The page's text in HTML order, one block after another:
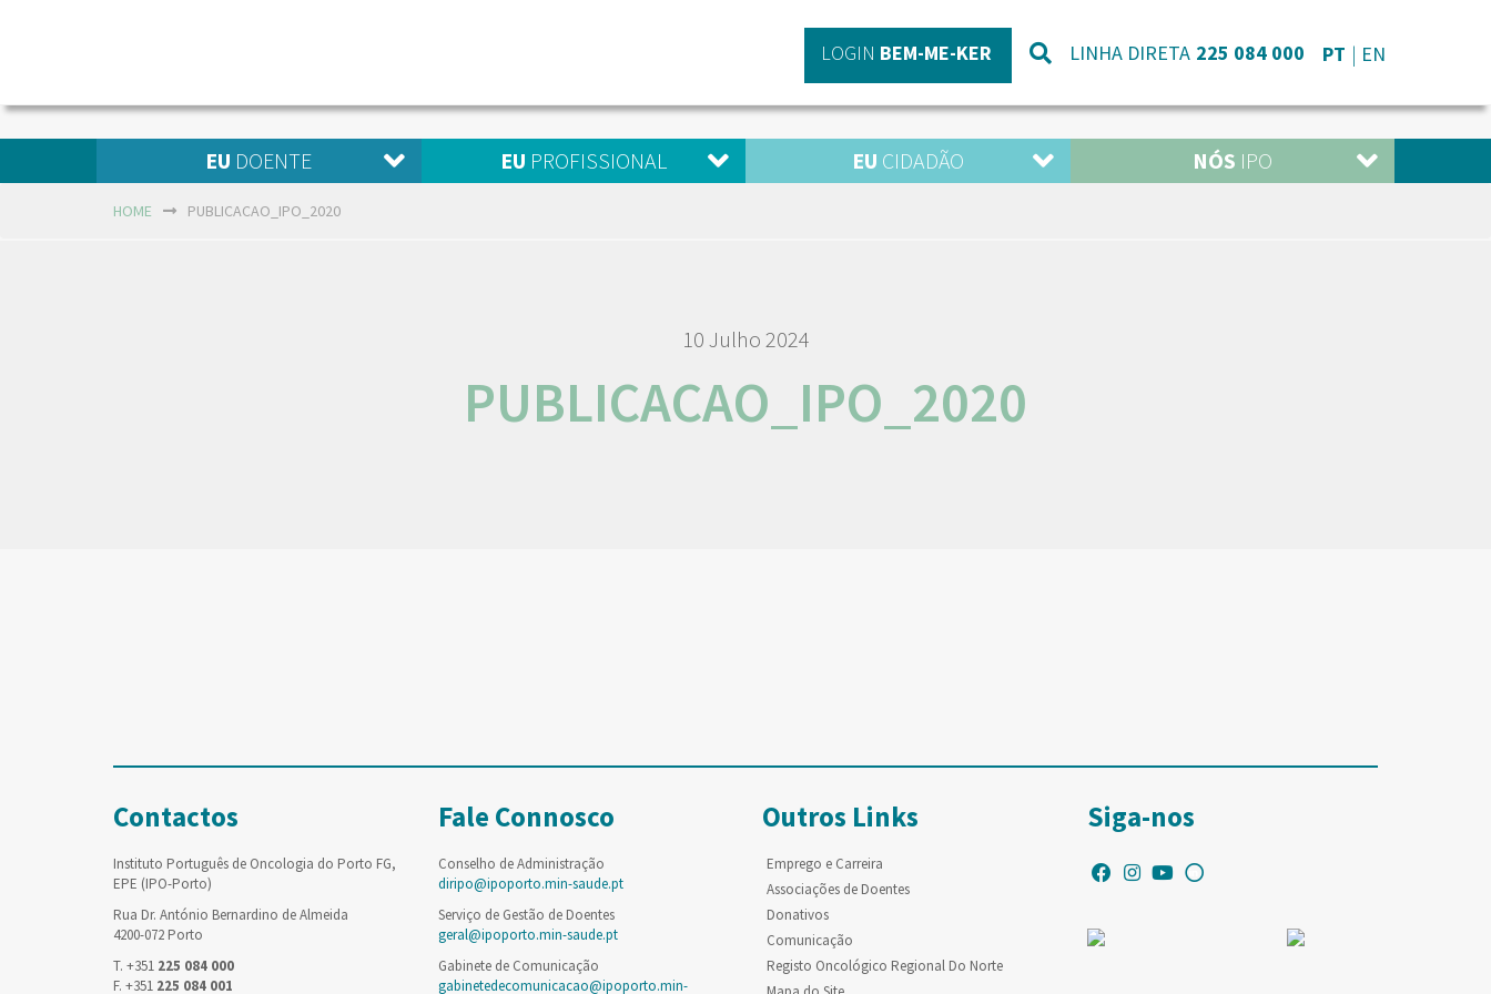
LOGIN BEM-ME-KER LINHA DIRETA 225 084 000 PT EN
EU DOENTE EU PROFISSIONAL EU CIDADÃO NÓS IPO
HOME PUBLICACAO_IPO_2020
10 Julho 2024
PUBLICACAO_IPO_2020
Contactos
Instituto Português de Oncologia do Porto FG,
EPE (IPO-Porto)
Rua Dr. António Bernardino de Almeida
4200-072 Porto
T. +351 225 084 000
F. +351 225 084 001
Fale Connosco
Conselho de Administração
diripo@ipoporto.min-saude.pt
Serviço de Gestão de Doentes
geral@ipoporto.min-saude.pt
Gabinete de Comunicação
gabinetedecomunicacao@ipoporto.min-
Outros Links
Emprego e Carreira
Associações de Doentes
Donativos
Comunicação
Registo Oncológico Regional Do Norte
Siga-nos